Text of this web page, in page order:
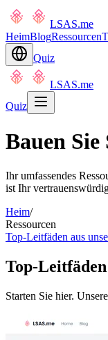
LSAS.me
HeimBlogRessourcen
Quiz
LSAS.me
Quiz
Bauen
Ihr umfassendes
ist Ihr
Heim/
Ressourcen
Top-Leitfäden aus
Top-
Starten Sie hier.